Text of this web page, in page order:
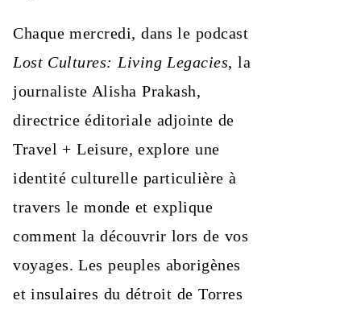
Chaque mercredi, dans le podcast
Lost Cultures: Living Legacies, la
journaliste Alisha Prakash,
directrice éditoriale adjointe de
Travel + Leisure, explore une
identité culturelle particulière à
travers le monde et explique
comment la découvrir lors de vos
voyages. Les peuples aborigènes
et insulaires du détroit de Torres